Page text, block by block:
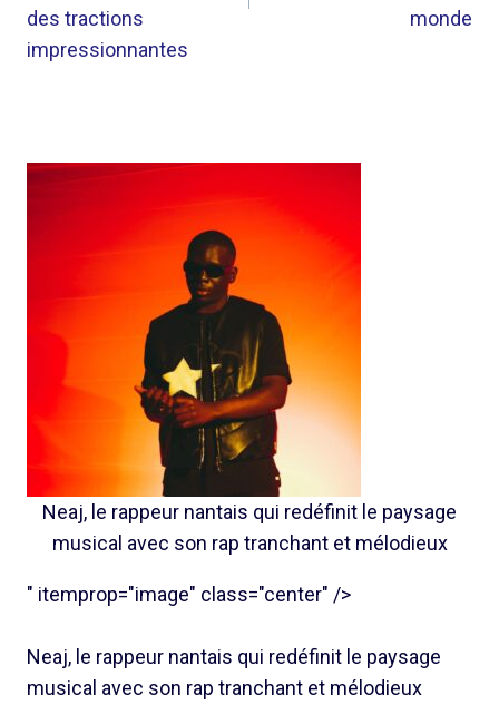
des tractions
impressionnantes
monde
Neaj, le rappeur nantais qui redéfinit le paysage
musical avec son rap tranchant et mélodieux
" itemprop="image" class="center" />
Neaj, le rappeur nantais qui redéfinit le paysage
musical avec son rap tranchant et mélodieux